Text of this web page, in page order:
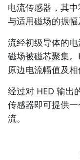
电流传感器，其
与适用磁场的振幅
流经初级导体的
磁场被磁芯聚集
原边电流幅值及相
经过对 HED 输出
传感器即可提供
流。